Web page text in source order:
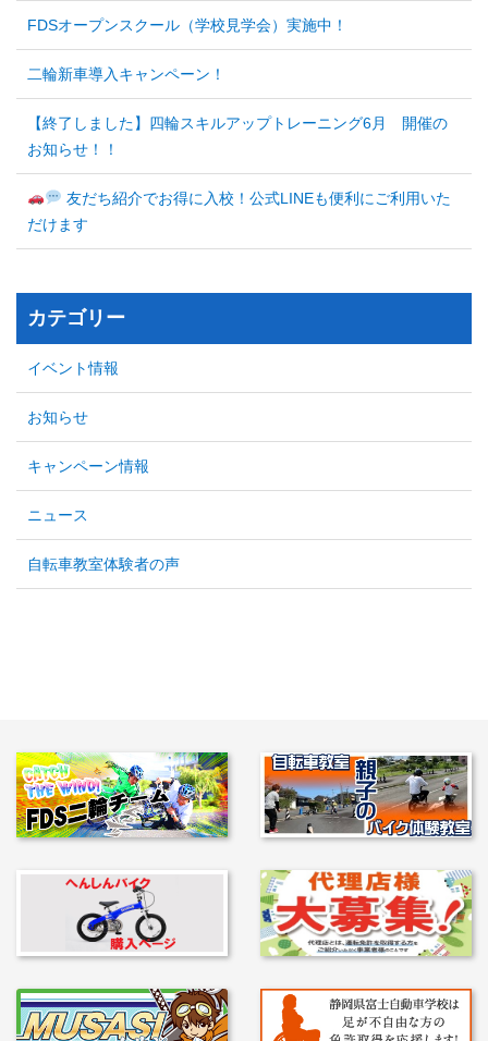
FDSオープンスクール（学校見学会）実施中！
二輪新車導入キャンペーン！
【終了しました】四輪スキルアップトレーニング6月 開催の
お知らせ！！
友だち紹介でお得に入校！公式LINEも便利にご利用いた
だけます
カテゴリー
イベント情報
お知らせ
キャンペーン情報
ニュース
自転車教室体験者の声